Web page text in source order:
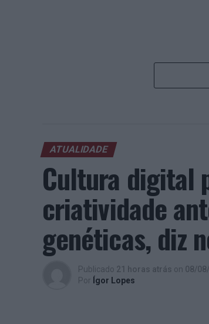
ATUALIDADE
Cultura digital
criatividade
genéticas, diz
Publicado 21 horas atrás on 08/
Por Ígor Lopes